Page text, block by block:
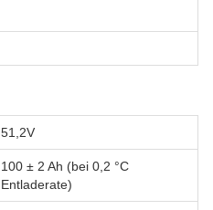
51,2V
100 ± 2 Ah (bei 0,2 °C
Entladerate)